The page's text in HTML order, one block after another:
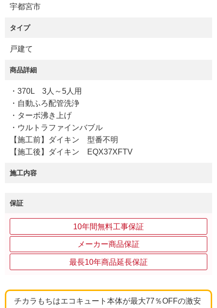
宇都宮市
タイプ
戸建て
商品詳細
・370L 3人～5人用
・自動ふろ配管洗浄
・ターボ沸き上げ
・ウルトラファインバブル
【施工前】ダイキン 型番不明
【施工後】ダイキン EQX37XFTV
施工内容
保証
10年間無料工事保証
メーカー商品保証
最長10年商品延長保証
チカラもちはエコキュート本体が最大77％OFFの激安